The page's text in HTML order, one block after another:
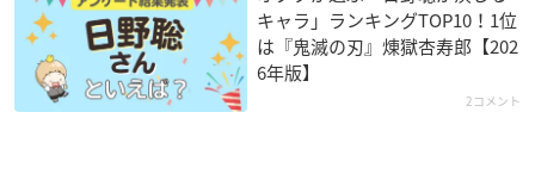
キャラ」ランキングTOP10！1位
は『鬼滅の刃』煉󠄁獄杏寿郎【202
6年版】
2コメント